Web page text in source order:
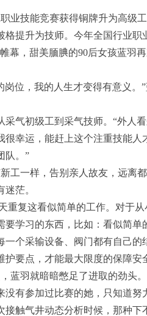
业技能竞赛获得铜牌升为高级
格提升为技师。今年全国行业
幕，甜美腼腆的90后女孩蓝羽
岗位，我的人生才变得有意义。
采气初级工到采气技师。“外人
很幸运，能赶上这个注重技能人
队。”
工一样，告别亲人故友，远离
茫。
重复这看似简单的工作。对于
要学习的东西，比如：看似简单
个采输设备、阀门都有自己的
要点，才能最大限度的保障安
蓝羽就暗暗憋足了进取的劲头
没有参加过比赛的她，只知道努
接触气井动态分析时候，那种下